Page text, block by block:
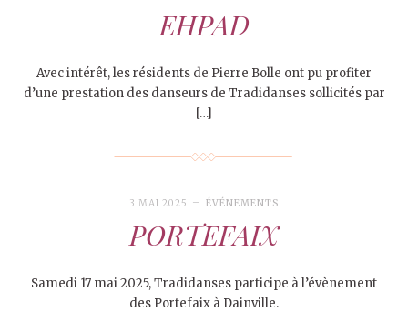
EHPAD
Avec intérêt, les résidents de Pierre Bolle ont pu profiter
d’une prestation des danseurs de Tradidanses sollicités par
[…]
3 MAI 2025 ÉVÉNEMENTS
PORTEFAIX
Samedi 17 mai 2025, Tradidanses participe à l’évènement
des Portefaix à Dainville.